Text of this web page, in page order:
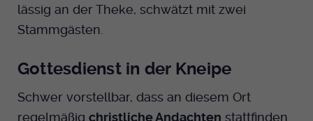
lässig an der Theke, schwätzt mit zwei
Stammgästen.
Gottesdienst in der Kneipe
Schwer vorstellbar, dass an diesem Ort
regelmäßig christliche Andachten stattfinden.
Laufzeit Ende der Sitzung
Zweck
Frontend eingelogged ist und die Seite
Name _pk_ses.424
Laufzeit 30 Minuten
Zweck
Laufzeit 3 Monate
Facebook